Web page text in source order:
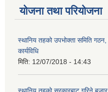
योजना तथा परियोजना
स्थानिय तहको उपभोक्ता समिति
कार्यविधि
मिति: 12/07/2018 - 14:43
स्थानिय तहको सरकारबाट गरिने